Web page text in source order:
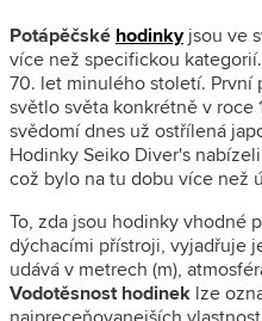
Potápěčské hodinkyjsou ve
více než specifickou
70. let minulého století. První
světlo světa konkrétně v roce
svědomí dnes už ostřílená
Hodinky Seiko Diver's
což bylo na tu dobu více než
To, zda jsou hodinky vhodné
dýchacími přístroji, vyjadřuje
udává v metrech (m),
Vodotěsnost hodinek lze